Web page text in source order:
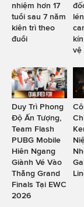
nhiệm hơn 17
tuổi sau 7 năm
kiên trì theo
đuổi
vệ
Duy Trì Phong
Độ Ấn Tượng,
Team Flash
PUBG Mobile
Hiên Ngang
Giành Vé Vào
Thẳng Grand
Finals Tại EWC
2026